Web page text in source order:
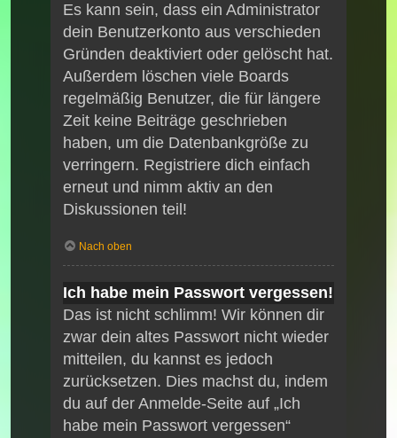
Es kann sein, dass ein Administrator
dein Benutzerkonto aus verschieden
Gründen deaktiviert oder gelöscht hat.
Außerdem löschen viele Boards
regelmäßig Benutzer, die für längere
Zeit keine Beiträge geschrieben
haben, um die Datenbankgröße zu
verringern. Registriere dich einfach
erneut und nimm aktiv an den
Diskussionen teil!
Nach oben
Ich habe mein Passwort vergessen!
Das ist nicht schlimm! Wir können dir
zwar dein altes Passwort nicht wieder
mitteilen, du kannst es jedoch
zurücksetzen. Dies machst du, indem
du auf der Anmelde-Seite auf „Ich
habe mein Passwort vergessen“